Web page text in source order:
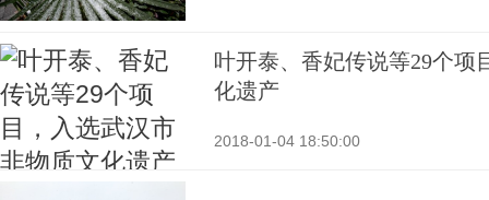
叶开泰、香妃传说等29个项
化遗产
2018-01-04 18:50:00